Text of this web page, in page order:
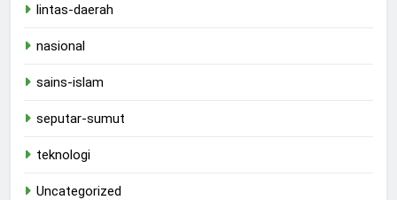
lintas-daerah
nasional
sains-islam
seputar-sumut
teknologi
Uncategorized